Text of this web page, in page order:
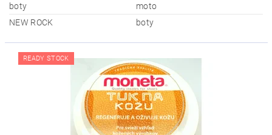
boty
moto
NEW ROCK
boty
READY STOCK